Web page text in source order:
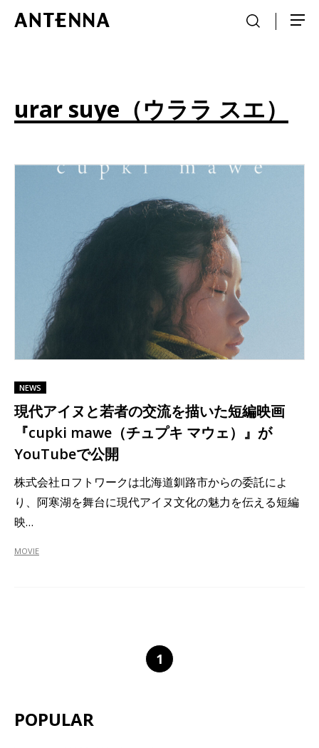
urar suye（ウララ スエ）
NEWS
現代アイヌと若者の交流を描いた短編映画
『cupki mawe（チュプキ マウェ）』が
YouTubeで公開
株式会社ロフトワークは北海道釧路市からの委託によ
り、阿寒湖を舞台に現代アイヌ文化の魅力を伝える短編
映…
MOVIE
1
POPULAR